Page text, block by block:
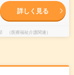
詳しく見る
（医療福祉介護関連）